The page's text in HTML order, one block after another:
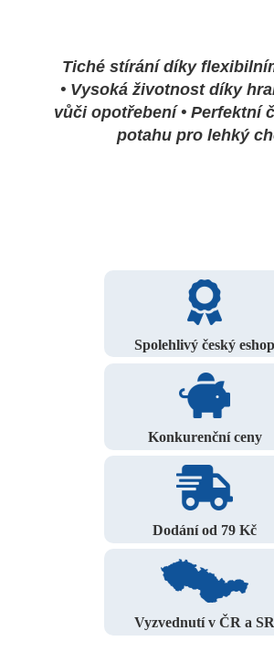
Tiché stírání díky
• Vysoká životnost díky
vůči opotřebení • Perfektní
potahu pro lehký
Spolehlivý český eshop
Konkurenční ceny
Dodání od 79 Kč
Vyzvednutí v ČR a SR